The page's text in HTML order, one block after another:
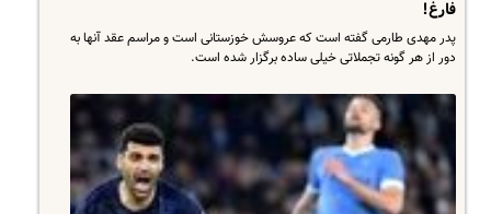
فارغ!
پدر مهدی طارمی گفته است که عروسش خوزستانی است و مراسم عقد آنها به
دور از هر گونه تجملاتی خیلی ساده برگزار شده است.